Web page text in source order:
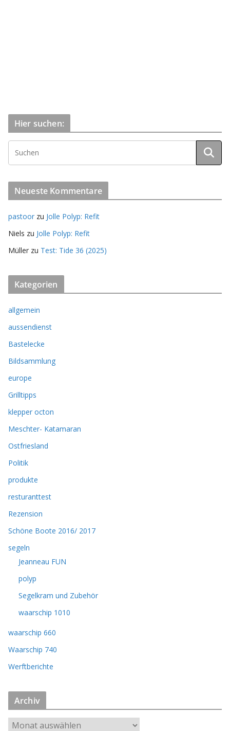
Hier suchen:
Neueste Kommentare
pastoor zu Jolle Polyp: Refit
Niels zu Jolle Polyp: Refit
Müller zu Test: Tide 36 (2025)
Kategorien
allgemein
aussendienst
Bastelecke
Bildsammlung
europe
Grilltipps
klepper octon
Meschter- Katamaran
Ostfriesland
Politik
produkte
resturanttest
Rezension
Schöne Boote 2016/ 2017
segeln
Jeanneau FUN
polyp
Segelkram und Zubehör
waarschip 1010
waarschip 660
Waarschip 740
Werftberichte
Archiv